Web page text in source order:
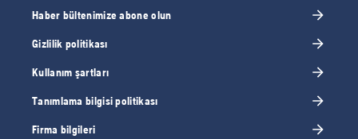
Haber bültenimize abone olun
Gizlilik politikası
Kullanım şartları
Tanımlama bilgisi politikası
Firma bilgileri